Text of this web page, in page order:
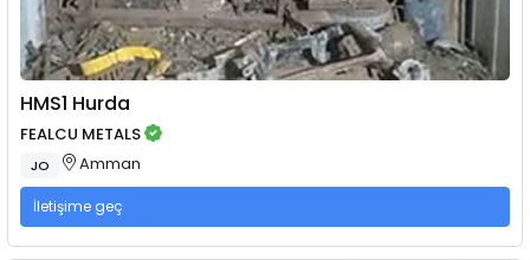
HMS1 Hurda
FEALCU METALS
JO Amman
İletişime geç